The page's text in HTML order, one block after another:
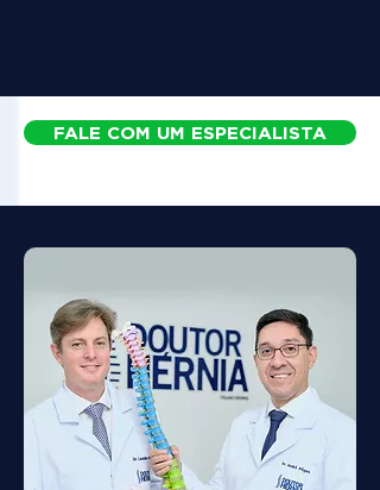
FALE COM UM ESPECIALISTA